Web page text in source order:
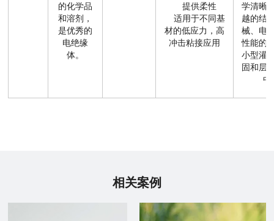
的化学品
和溶剂，
是优秀的
电绝缘
体。
提供柔性
适用于不同基
材的低应力，高
冲击粘接应用
学清晰
越的结
械、电
性能的
小型灌
固和层
中
相关案例